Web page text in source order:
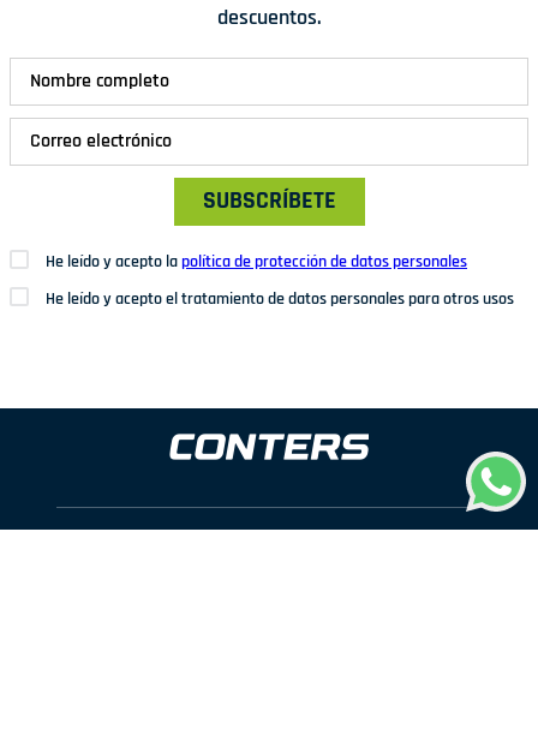
descuentos.
SUBSCRÍBETE
He leído y acepto lapolítica de protección de datos personales
He leído y acepto el tratamiento de datos personales para otros usos